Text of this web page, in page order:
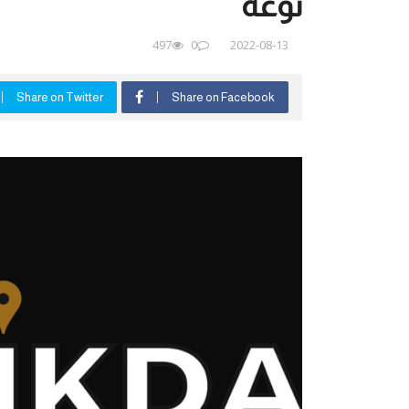
2022-08-13
0
497
Share on Facebook
Share on Twitter